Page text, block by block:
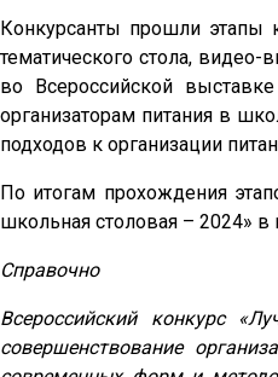
Конкурсанты прошли этапы
тематического стола,
во Всероссийской
организаторам питания в
подходов к организации
По итогам прохождения
школьная столовая – 2024»
Справочно
Всероссийский конкурс
совершенствование